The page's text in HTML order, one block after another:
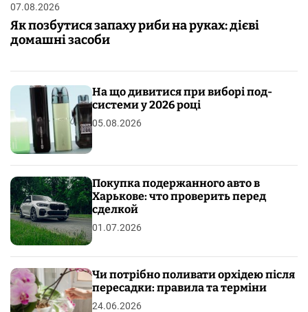
07.08.2026
Як позбутися запаху риби на руках: дієві
домашні засоби
На що дивитися при виборі под-
системи у 2026 році
05.08.2026
Покупка подержанного авто в
Харькове: что проверить перед
сделкой
01.07.2026
Чи потрібно поливати орхідею після
пересадки: правила та терміни
24.06.2026